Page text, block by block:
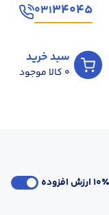
۳۴۰۴۵۰۳۱
سبد خرید
0 کالا موجود